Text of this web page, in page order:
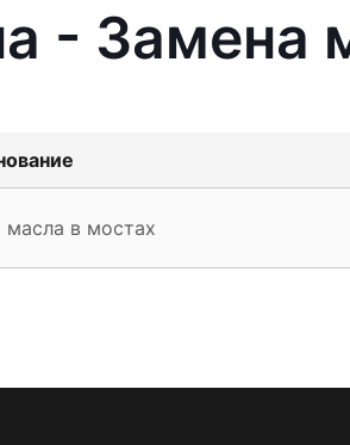
- Замена
масла в мостах